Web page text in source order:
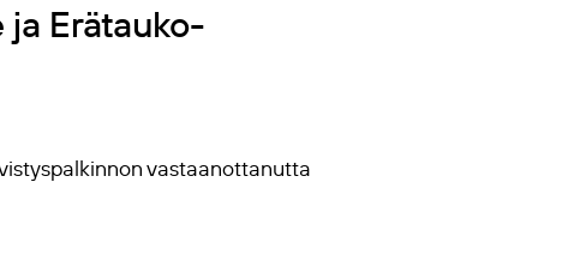
Erätauko-
vastaanottanutta